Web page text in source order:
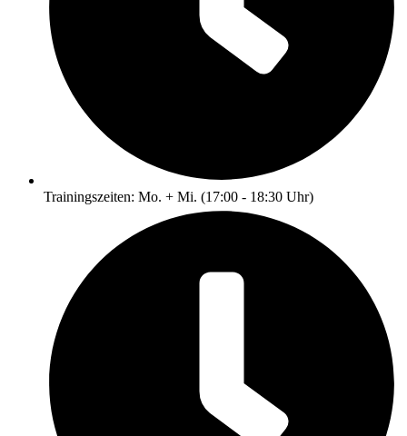
Trainingszeiten: Mo. + Mi. (17:00 - 18:30 Uhr)